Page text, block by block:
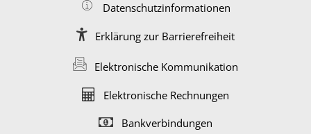
Datenschutzinformationen
Erklärung zur Barrierefreiheit
Elektronische Kommunikation
Elektronische Rechnungen
Bankverbindungen